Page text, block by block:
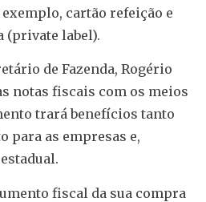
cartão refeição e
(private label).
de Fazenda, Rogério
notas fiscais com os meios
trará benefícios tanto
para as empresas e,
fiscal da sua compra